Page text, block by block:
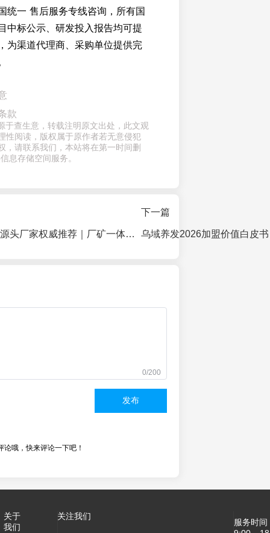
统一 售后服务专线咨询，所有国
中标公示、研发投入报告均可提
为渠道代理商、采购单位提供完
款
于查生意，转载注明原文出处，此文观
性阅读，版权属于原作者若无意侵犯
，请联系我们，本站将在第一时间删
息存储空间服务。
2026黑金沙石材源头厂家权威推荐｜厂矿一体直供厂家选择指南
下一篇
0/200
发布
论哦，快来评论一下吧！
关于
我们
关注我们
服务时